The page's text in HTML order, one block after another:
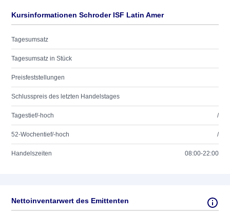
Kursinformationen Schroder ISF Latin Amer
Tagesumsatz
Tagesumsatz in Stück
Preisfeststellungen
Schlusspreis des letzten Handelstages
Tagestief/-hoch /
52-Wochentief/-hoch /
Handelszeiten 08:00-22:00
Nettoinventarwert des Emittenten